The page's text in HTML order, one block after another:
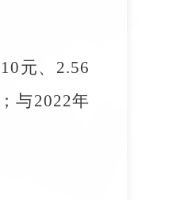
元、2.56
与2022年